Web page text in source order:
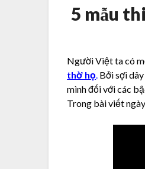
5 mẫu
Người Việt ta có
thờ họ. Bởi sợi
mình đối với các
Trong bài viết